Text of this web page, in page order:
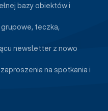
bazy obiektów i
teczka,
newsletter z nowo
na spotkania i